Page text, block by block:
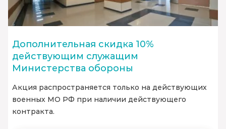
Дополнительная скидка 10%
действующим служащим
Министерства обороны
Акция распространяется только на действующих
военных МО РФ при наличии действующего
контракта.